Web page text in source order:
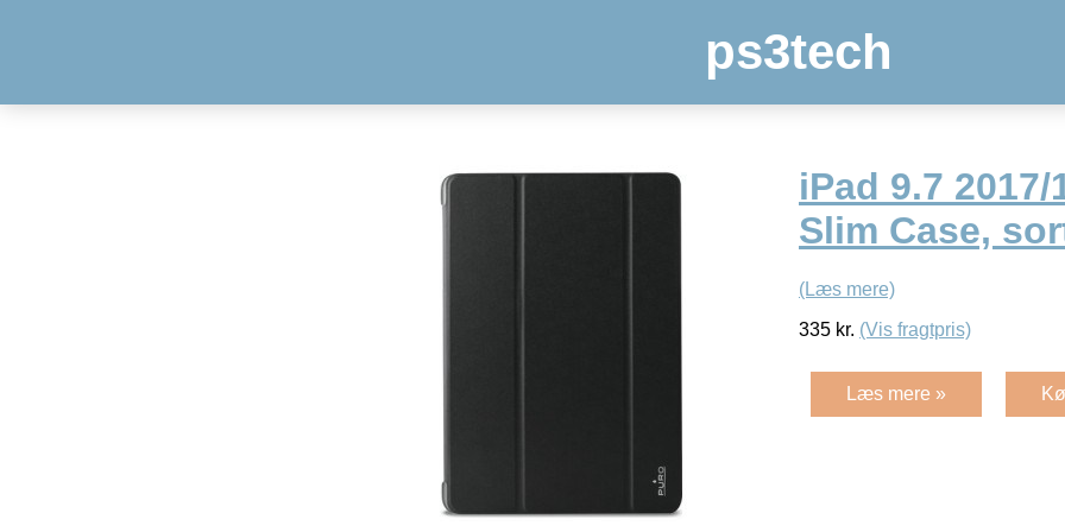
ps3tech
iPad 9.7 2017/
Slim Case,
(Læs mere)
335 kr. (Vis fragtpris)
Læs mere »